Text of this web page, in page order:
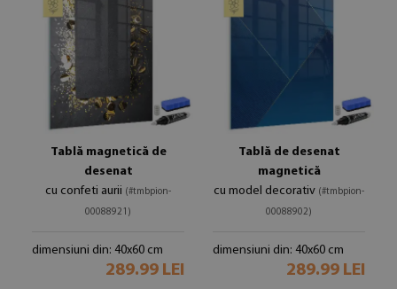
Tablă magnetică de
desenat
cu confeti aurii (#tmbpion-
00088921)
dimensiuni din: 40x60 cm
289.99 LEI
Tablă de desenat
magnetică
cu model decorativ (#tmbpion-
00088902)
dimensiuni din: 40x60 cm
289.99 LEI